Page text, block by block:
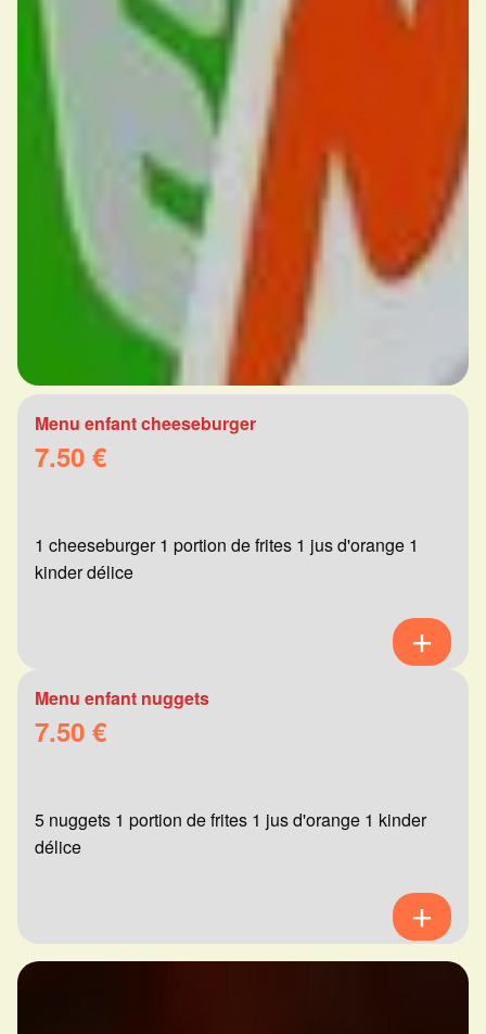
Menu enfant cheeseburger
7.50 €
1 cheeseburger 1 portion de frites 1 jus d'orange 1
kinder délice
Menu enfant nuggets
7.50 €
5 nuggets 1 portion de frites 1 jus d'orange 1 kinder
délice